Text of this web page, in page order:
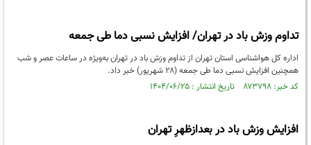
تداوم وزش باد در تهران/ افزایش نسبی دما طی جمعه
اداره کل هواشناسی استان تهران از تداوم وزش باد در تهران به‌ویژه در ساعات عصر و شب
همچنین افزایش نسبی دما طی جمعه (۲۸ شهریور) خبر داد.
کد خبر: ۸۷۳۷۹۸ تاریخ انتشار : ۱۴۰۴/۰۶/۲۵
افزایش وزش باد در بعدازظهرِ تهران